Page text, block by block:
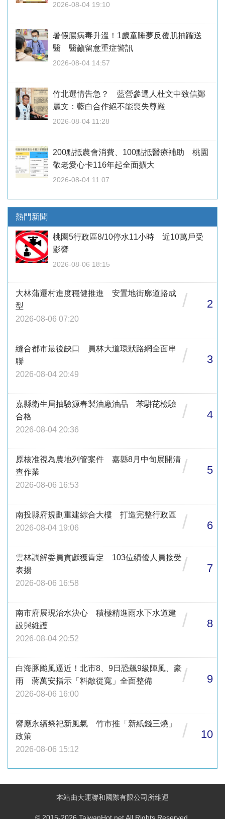
2026-08-04 19:10
暑假腸病毒升溫！1歲童睡夢反覆肌抽躍送
醫 醫籲留意重症警訊
2026-08-04 14:57
竹北選情告急？ 藍營參選人杜文中致信鄭
麗文：藍白合作絕不能喪失尊嚴
2026-08-04 11:28
200點抵農會消費、100點抵醫療補助 桃園
敬老愛心卡116年起全面擴大
2026-08-04 11:07
熱門新聞
桃園5行政區8/10停水11小時 近10萬戶受
影響
2026-08-06 18:15
大林蒲遷村進度穩健推進 安置地街廓道路成
型
2026-08-06 07:20
/ 2
縫合都市最後缺口 員林大道環狀路網全面串
聯
2026-08-04 20:49
/ 3
嘉縣衛生局抽驗源春製油廠油品 苯駢芘檢驗
合格
2026-08-04 20:36
/ 4
原核准視為農地列管案件 嘉縣8月中旬展開清
查作業
2026-08-06 16:53
/ 5
南投縣府規劃重建綜合大樓 打造完整行政區
2026-08-04 19:06
/ 6
雲林調解委員貢獻獲肯定 103位績優人員接受
表揚
2026-08-06 16:58
/ 7
南市府展現治水決心 積極精進雨水下水道建
設與維護
2026-08-04 20:52
/ 8
白海豚颱風逼近！北市8、9日恐飆9級陣風、豪
雨 蔣萬安指示「料敵從寬」全面整備
2026-08-06 16:00
/ 9
響應永續祭祀新風氣 竹市推「新紙錢三燒」
政策
2026-08-06 15:12
/ 10
本站由大運聯和國際有限公司所維運